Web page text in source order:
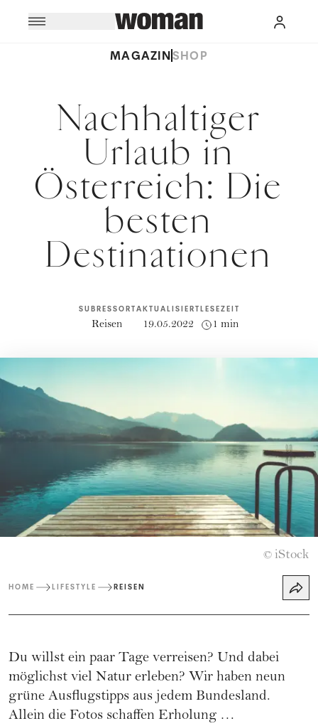
MAGAZINSHOP
Nachhaltiger
Urlaub in
Österreich: Die
besten
Destinationen
SUBRESSORT
Reisen
AKTUALISIERT
19.05.2022
LESEZEIT
1 min
© iStock
HOME LIFESTYLE REISEN
Du willst ein paar Tage verreisen? Und dabei
möglichst viel Natur erleben? Wir haben neun
grüne Ausflugstipps aus jedem Bundesland.
Allein die Fotos schaffen Erholung …